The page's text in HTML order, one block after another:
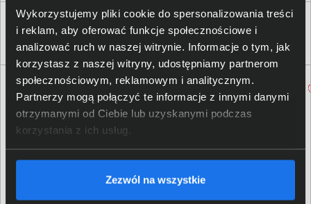
Wykorzystujemy pliki cookie do spersonalizowania treści
i reklam, aby oferować funkcje społecznościowe i
analizować ruch w naszej witrynie. Informacje o tym, jak
korzystasz z naszej witryny, udostępniamy partnerom
społecznościowym, reklamowym i analitycznym.
Partnerzy mogą połączyć te informacje z innymi danymi
otrzymanymi od Ciebie lub uzyskanymi podczas
korzystania z ich usług.
Zezwól na wszystkie
Klienci, którzy kupili ten produkt często
wybierali również
Torba do laptopa Lenovo
ThinkPad Essential Topload (Eco)
Microsoft Office Home and
Business 2024 ESD EP2-06606